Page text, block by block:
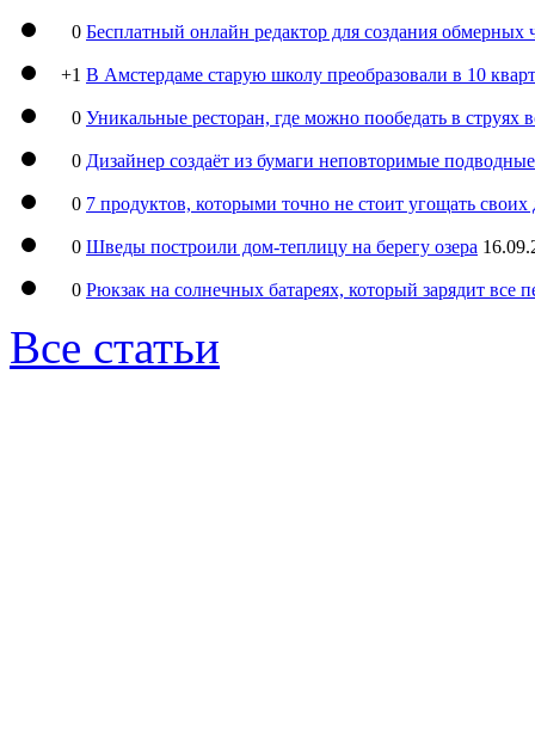
0 Бесплатный онлайн редактор для создания обмерных
+1 В Амстердаме старую школу преобразовали в 10
0 Уникальные ресторан, где можно пообедать в струях
0 Дизайнер создаёт из бумаги неповторимые
0 7 продуктов, которыми точно не стоит угощать
0 Шведы построили дом-теплицу на берегу озера
0 Рюкзак на солнечных батареях, который зарядит все
Все статьи